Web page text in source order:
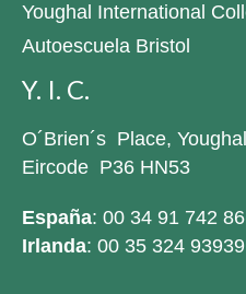
Youghal International
Autoescuela Bristol
Y. I. C.
O´Brien´s Place,
Eircode P36 HN53
España: 00 34 91 742
Irlanda: 00 35 324 93939